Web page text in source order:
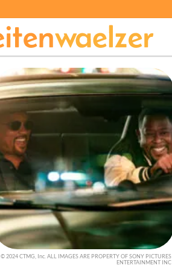
© 2024 CTMG, Inc. ALL IMAGES ARE PROPERTY OF SONY PICTURES
ENTERTAINMENT INC